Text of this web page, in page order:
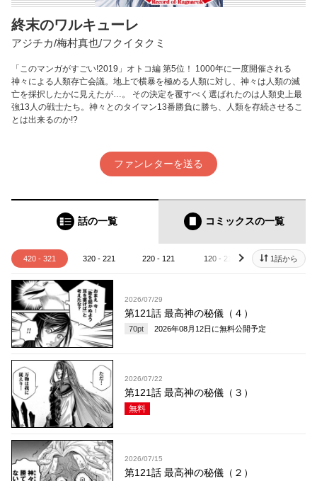
終末のワルキューレ
アジチカ/梅村真也/フクイタクミ
「このマンガがすごい!2019」オトコ編 第5位！ 1000年に一度開催される
神々による人類存亡会議。地上で横暴を極める人類に対し、神々は人類の滅
亡を採択したかに見えたが…。 その決定を覆すべく選ばれたのは人類史上最
強13人の戦士たち。神々とのタイマン13番勝負に勝ち、人類を存続させるこ
とは出来るのか!?
ファンレターを送る
話の一覧 コミックスの一覧
420 - 321 320 - 221 220 - 121 120 - 21 20 - 1
next 1話から
2026/07/29
第121話 最高神の秘儀（４）
70pt 2026年08月12日 に無料公開予定
2026/07/22
第121話 最高神の秘儀（３）
無料
2026/07/15
第121話 最高神の秘儀（２）